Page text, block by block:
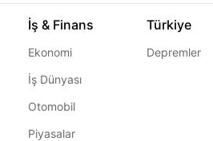
İş & Finans
Ekonomi
İş Dünyası
Otomobil
Piyasalar
Türkiye
Depremler